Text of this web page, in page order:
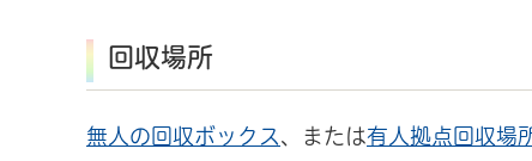
回収場所
無人の回収ボックス 、または有人拠点回収場